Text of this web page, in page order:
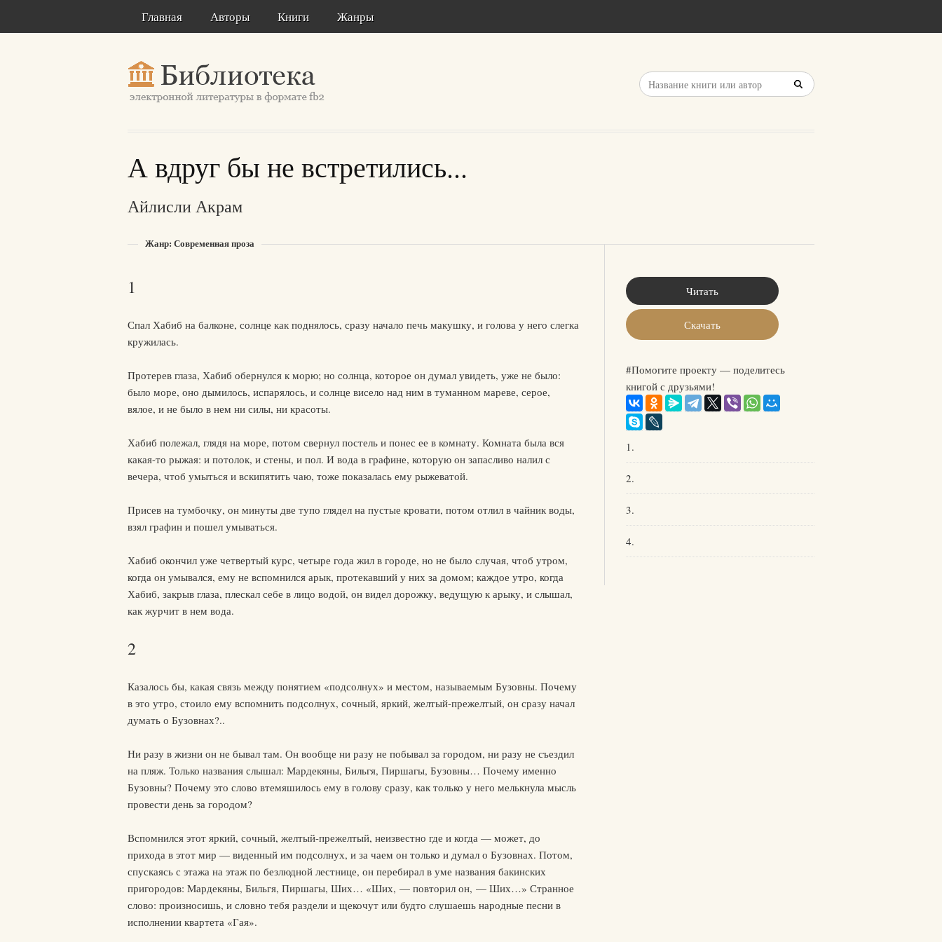
Главная Авторы Книги Жанры
А вдруг бы не встретились...
Айлисли Акрам
Жанр: Современная проза
1
Спал Хабиб на балконе, солнце как поднялось, сразу начало печь макушку, и голова у него слегка
кружилась.
Протерев глаза, Хабиб обернулся к морю; но солнца, которое он думал увидеть, уже не было:
было море, оно дымилось, испарялось, и солнце висело над ним в туманном мареве, серое,
вялое, и не было в нем ни силы, ни красоты.
Хабиб полежал, глядя на море, потом свернул постель и понес ее в комнату. Комната была вся
какая-то рыжая: и потолок, и стены, и пол. И вода в графине, которую он запасливо налил с
вечера, чтоб умыться и вскипятить чаю, тоже показалась ему рыжеватой.
Присев на тумбочку, он минуты две тупо глядел на пустые кровати, потом отлил в чайник воды,
взял графин и пошел умываться.
Хабиб окончил уже четвертый курс, четыре года жил в городе, но не было случая, чтоб утром,
когда он умывался, ему не вспомнился арык, протекавший у них за домом; каждое утро, когда
Хабиб, закрыв глаза, плескал себе в лицо водой, он видел дорожку, ведущую к арыку, и слышал,
как журчит в нем вода.
2
Казалось бы, какая связь между понятием «подсолнух» и местом, называемым Бузовны. Почему
в это утро, стоило ему вспомнить подсолнух, сочный, яркий, желтый-прежелтый, он сразу начал
думать о Бузовнах?..
Ни разу в жизни он не бывал там. Он вообще ни разу не побывал за городом, ни разу не съездил
на пляж. Только названия слышал: Мардекяны, Бильгя, Пиршагы, Бузовны… Почему именно
Бузовны? Почему это слово втемяшилось ему в голову сразу, как только у него мелькнула мысль
провести день за городом?
Вспомнился этот яркий, сочный, желтый-прежелтый, неизвестно где и когда — может, до
прихода в этот мир — виденный им подсолнух, и за чаем он только и думал о Бузовнах. Потом,
спускаясь с этажа на этаж по безлюдной лестнице, он перебирал в уме названия бакинских
пригородов: Мардекяны, Бильгя, Пиршагы, Ших… «Ших, — повторил он, — Ших…» Странное
слово: произносишь, и словно тебя раздели и щекочут или будто слушаешь народные песни в
исполнении квартета «Гая».
Читать
Скачать
#Помогите проекту — поделитесь
книгой с друзьями!
1.
2.
3.
4.